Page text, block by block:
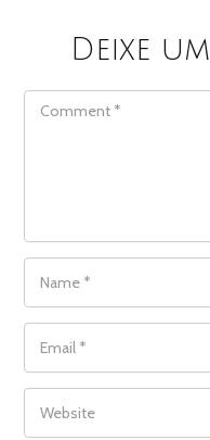
Deixe
COMMENT
NAME
EMAIL
WEBSITE